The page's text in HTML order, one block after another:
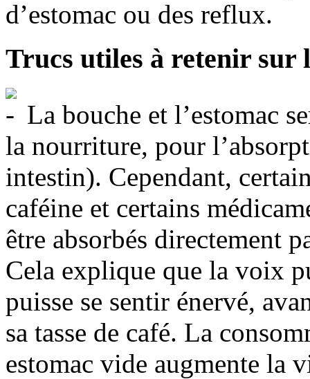
d’estomac ou des reflux.
Trucs utiles à retenir sur
La bouche et l’estomac
la nourriture, pour
intestin). Cependant,
caféine et certains
être absorbés directement
Cela explique que la voix
puisse se sentir énervé,
sa tasse de café. La
estomac vide augmente la